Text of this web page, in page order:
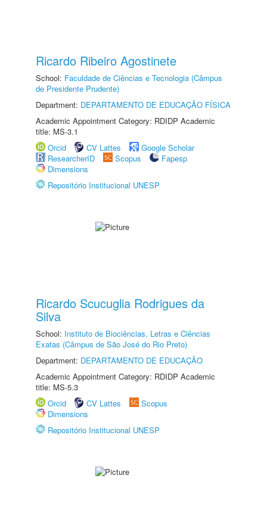
Ricardo Ribeiro Agostinete
School: Faculdade de Ciências e Tecnologia (Câmpus
de Presidente Prudente)
Department: DEPARTAMENTO DE EDUCAÇÃO FÍSICA
Academic Appointment Category: RDIDP Academic
title: MS-3.1
Orcid
CV Lattes
Google Scholar
ResearcherID
Scopus
Fapesp
Dimensions
Repositório Institucional UNESP
Ricardo Scucuglia Rodrigues da
Silva
School: Instituto de Biociências, Letras e Ciências
Exatas (Câmpus de São José do Rio Preto)
Department: DEPARTAMENTO DE EDUCAÇÃO
Academic Appointment Category: RDIDP Academic
title: MS-5.3
Orcid
CV Lattes
Scopus
Dimensions
Repositório Institucional UNESP